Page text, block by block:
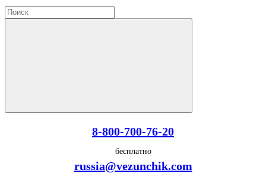
8-800-700-76-20
бесплатно
russia@vezunchik.com